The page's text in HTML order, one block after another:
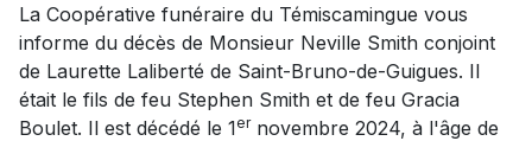
La Coopérative funéraire du Témiscamingue vous
informe du décès de Monsieur Neville Smith conjoint
de Laurette Laliberté de Saint-Bruno-de-Guigues. Il
était le fils de feu Stephen Smith et de feu Gracia
Boulet. Il est décédé le 1ernovembre 2024, à l'âge de